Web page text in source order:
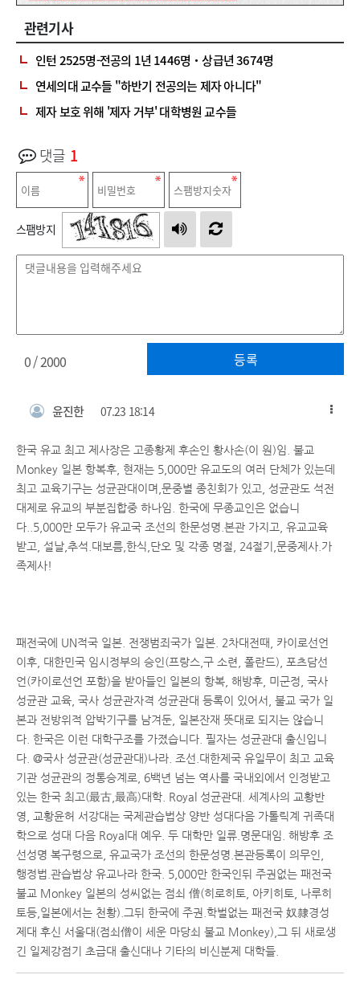
관련기사
인턴 2525명-전공의 1년 1446명‧상급년 3674명
연세의대 교수들 "하반기 전공의는 제자 아니다"
제자 보호 위해 '제자 거부' 대학병원 교수들
댓글 1
스팸방지
등록
0/ 2000
윤진한 07.23 18:14
한국 유교 최고 제사장은 고종황제 후손인 황사손(이 원)임. 불교
Monkey 일본 항복후, 현재는 5,000만 유교도의 여러 단체가 있는데
최고 교육기구는 성균관대이며,문중별 종친회가 있고, 성균관도 석전
대제로 유교의 부분집합중 하나임. 한국에 무종교인은 없습니
다..5,000만 모두가 유교국 조선의 한문성명.본관 가지고, 유교교육
받고, 설날,추석.대보름,한식,단오 및 각종 명절, 24절기,문중제사.가
족제사!
패전국에 UN적국 일본. 전쟁범죄국가 일본. 2차대전때, 카이로선언
이후, 대한민국 임시정부의 승인(프랑스,구 소련, 폴란드), 포츠담선
언(카이로선언 포함)을 받아들인 일본의 항복, 해방후, 미군정, 국사
성균관 교육, 국사 성균관자격 성균관대 등록이 있어서, 불교 국가 일
본과 전방위적 압박기구를 남겨둔, 일본잔재 뜻대로 되지는 않습니
다. 한국은 이런 대학구조를 가졌습니다. 필자는 성균관대 출신입니
다. @국사 성균관(성균관대)나라. 조선.대한제국 유일무이 최고 교육
기관 성균관의 정통승계로, 6백년 넘는 역사를 국내외에서 인정받고
있는 한국 최고(最古,最高)대학. Royal 성균관대. 세계사의 교황반
영, 교황윤허 서강대는 국제관습법상 양반 성대다음 가톨릭계 귀족대
학으로 성대 다음 Royal대 예우. 두 대학만 일류.명문대임. 해방후 조
선성명 복구령으로, 유교국가 조선의 한문성명.본관등록이 의무인,
행정법.관습법상 유교나라 한국. 5,000만 한국인뒤 주권없는 패전국
불교 Monkey 일본의 성씨없는 점쇠 僧(히로히토, 아키히토, 나루히
토등,일본에서는 천황).그뒤 한국에 주권.학벌없는 패전국 奴隸경성
제대 후신 서울대(점쇠僧이 세운 마당쇠 불교 Monkey),그 뒤 새로생
긴 일제강점기 초급대 출신대나 기타의 비신분제 대학들.